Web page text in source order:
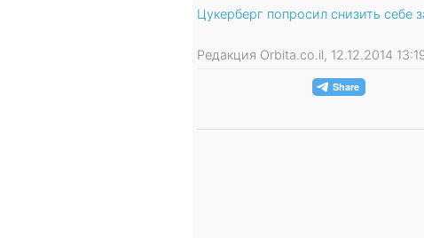
Цукерберг попросил снизить себе
Редакция Orbita.co.il, 12.12.2014